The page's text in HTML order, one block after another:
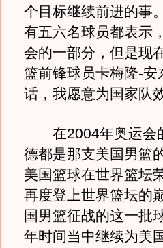
个目标继续前进的事
有五六名球员都表示
会的一部分，但是现
篮前锋球员卡梅隆-安
话，我愿意为国家队
在2004年奥运会的
德都是那支美国男篮
美国篮球在世界篮坛
再度登上世界篮坛的
国男篮征战的这一批
年时间当中继续为美